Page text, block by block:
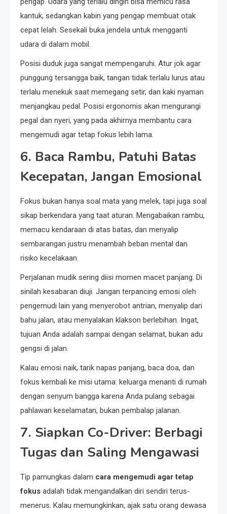
kantuk, sedangkan kabin yang pengap membuat otak
cepat lelah. Sesekali buka jendela untuk mengganti
udara di dalam mobil.
Posisi duduk juga sangat mempengaruhi. Atur jok agar
punggung tersangga baik, tangan tidak terlalu lurus atau
terlalu menekuk saat memegang setir, dan kaki nyaman
menjangkau pedal. Posisi ergonomis akan mengurangi
pegal dan nyeri, yang pada akhirnya membantu cara
mengemudi agar tetap fokus lebih lama.
6. Baca Rambu, Patuhi Batas
Kecepatan, Jangan Emosional
Fokus bukan hanya soal mata yang melek, tapi juga soal
sikap berkendara yang taat aturan. Mengabaikan rambu,
memacu kendaraan di atas batas, dan menyalip
sembarangan justru menambah beban mental dan
risiko kecelakaan.
Perjalanan mudik sering diisi momen macet panjang. Di
sinilah kesabaran diuji. Jangan terpancing emosi oleh
pengemudi lain yang menyerobot antrian, menyalip dari
bahu jalan, atau menyalakan klakson berlebihan. Ingat,
tujuan Anda adalah sampai dengan selamat, bukan adu
gengsi di jalan.
Kalau emosi naik, tarik napas panjang, baca doa, dan
fokus kembali ke misi utama: keluarga menanti di rumah
dengan senyum bangga karena Anda pulang sebagai
pahlawan keselamatan, bukan pembalap jalanan.
7. Siapkan Co-Driver: Berbagi
Tugas dan Saling Mengawasi
Tip pamungkas dalam cara mengemudi agar tetap
fokus adalah tidak mengandalkan diri sendiri terus-
menerus. Kalau memungkinkan, ajak satu orang dewasa